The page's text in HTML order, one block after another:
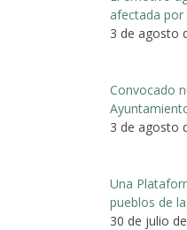
afectada
3 de agosto
Convocado
3 de agosto
Una
pueblos de
30 de julio